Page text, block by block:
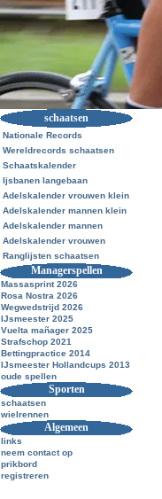
schaatsen
Nationale Records
Wereldrecords schaatsen
Schaatskalender
Ijsbanen langebaan
Adelskalender vrouwen klein
Adelskalender mannen klein
Adelskalender mannen
Adelskalender vrouwen
Ranglijsten schaatsen
Managerspellen
Massasprint 2026
Rosa Nostra 2026
Wegwedstrijd 2026
IJsmeester 2025
Vuelta mañager 2025
Strafschop 2021
Bettingpractice 2014
IJsmeester Hollandcups 2013
oude spellen
Sporten
schaatsen
wielrennen
Algemeen
links
neem contact op
prikbord
registreren